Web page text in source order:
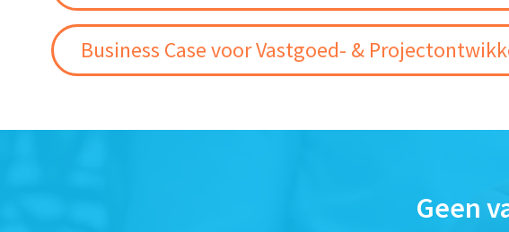
Business Case voor Vastgoed- &
Geen